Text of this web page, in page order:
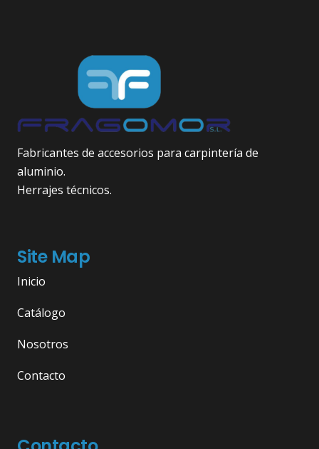
Fabricantes de accesorios para carpintería de
aluminio.
Herrajes técnicos.
Site Map
Inicio
Catálogo
Nosotros
Contacto